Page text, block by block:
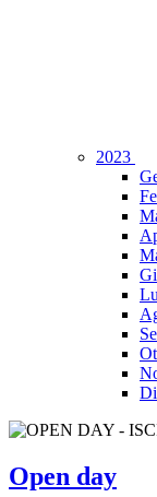
2023
Open day